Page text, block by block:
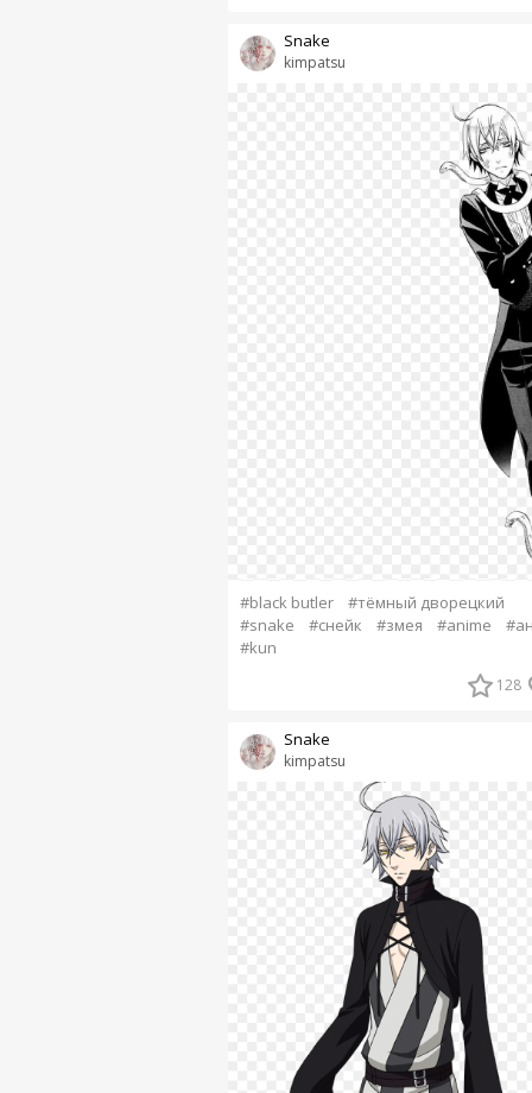
kimpatsu
Snake
#black butler
#тёмный дворецкий
#snake
#снейк #змея #anime
#kun
128
kimpatsu
Snake